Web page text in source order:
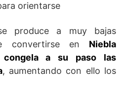
orientarse
produce a muy bajas
convertirse en Niebla
congela a su paso las
, aumentando con ello los